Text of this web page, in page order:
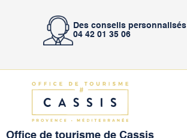
Des conseils personnalisés
04 42 01 35 06
Office de tourisme de Cassis